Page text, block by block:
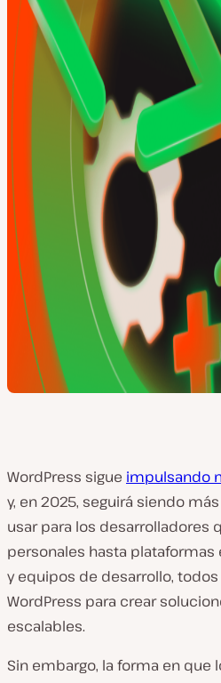
WordPress sigue impulsando
y, en 2025, seguirá siendo
usar para los desarrolladores
personales hasta plataformas
y equipos de desarrollo,
WordPress para crear
escalables.
Sin embargo, la forma en que